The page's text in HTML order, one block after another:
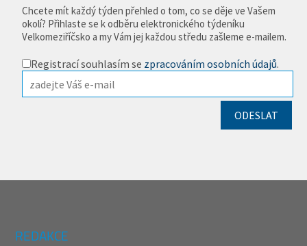
Chcete mít každý týden přehled o tom, co se děje ve Vašem
okolí? Přihlaste se k odběru elektronického týdeníku
Velkomeziříčsko a my Vám jej každou středu zašleme e-mailem.
Registrací souhlasím se zpracováním osobních údajů.
REDAKCE